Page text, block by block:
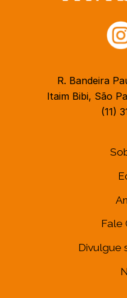
R. Bandeira
Itaim Bibi, São
(11)
Fale
Divulgue